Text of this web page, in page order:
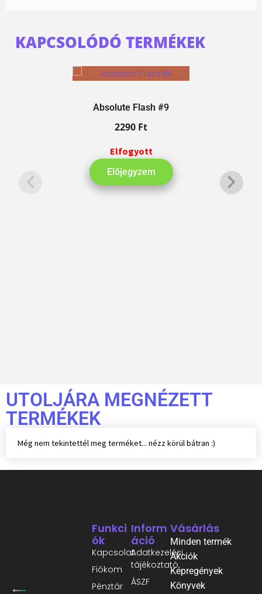
KAPCSOLÓDÓ TERMÉKEK
Absolute Flash #9
2290 Ft
Elfogyott
Előjegyzem
UTOLJÁRA MEGNÉZETT
TERMÉKEK
Még nem tekintettél meg terméket... nézz körül bátran :)
Inform
Áció
Adatkezelési
tájékoztató
ÁSZF
Funkci
Ók
Kapcsolat
Fiókom
Pénztár
Vásárlás
Minden termék
Akciók
Képregények
Könyvek